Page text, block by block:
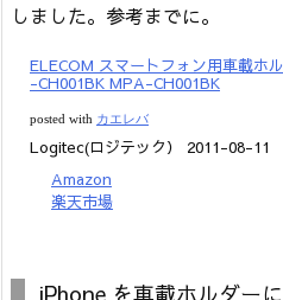
しました。参考までに。
ELECOM スマートフォン用車載ホ
-CH001BK MPA-CH001BK
posted with カエレバ
Logitec(ロジテック） 2011-08-11
Amazon
楽天市場
iPhone を車載ホルダー